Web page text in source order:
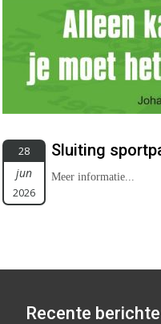
28
jun
2026
Sluiting
Meer informatie...
Recente